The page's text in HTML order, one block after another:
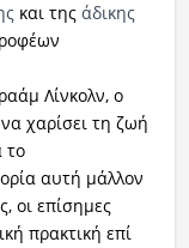
και της άδικης
Λίνκολν, ο
χαρίσει τη ζωή
το
αυτή μάλλον
οι επίσημες
πρακτική επί